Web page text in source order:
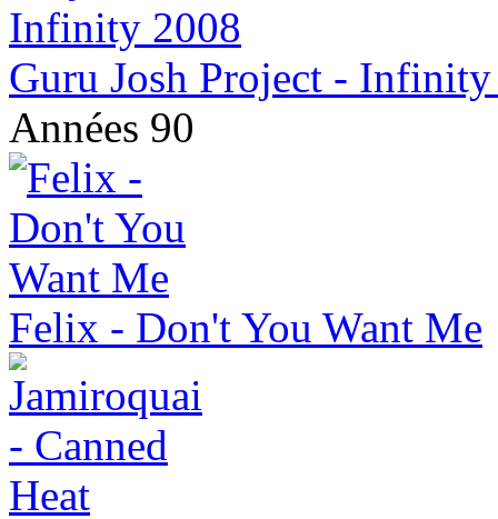
Guru Josh Project -
Années 90
Felix - Don't You Want Me